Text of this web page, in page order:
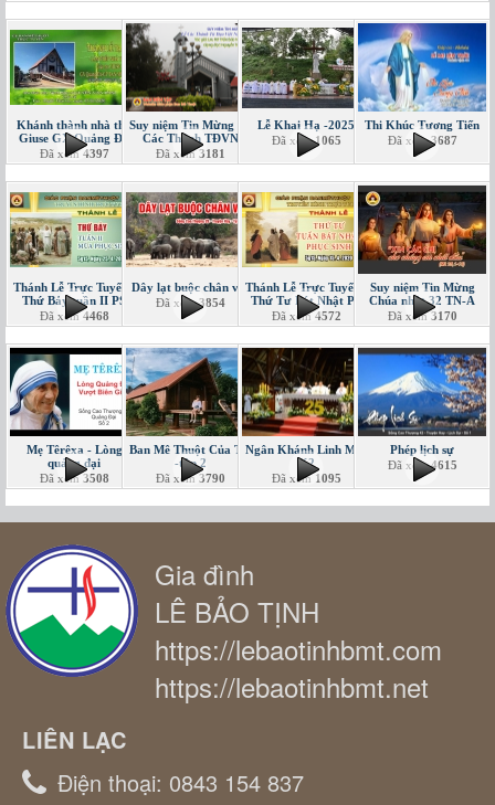
Khánh thành nhà thờ
Giuse GX Quảng Đà
Đã xem4397
Suy niệm Tin Mừng Lễ
Các Thánh TĐVN
Đã xem3181
Lễ Khai Hạ -2025
Đã xem1065
Thi Khúc Tương Tiến
Đã xem3687
Thánh Lễ Trực Tuyến -
Thứ Bảy tuần II PS
Đã xem4468
Dây lạt buộc chân voi
Đã xem3854
Thánh Lễ Trực Tuyến -
Thứ Tư Bát Nhật PS
Đã xem4572
Suy niệm Tin Mừng
Chúa nhật 32 TN-A
Đã xem3170
Mẹ Têrêxa - Lòng
quảng đại
Đã xem3508
Ban Mê Thuột Của Tôi
-tập 2
Đã xem3790
Ngân Khánh Linh Mục
K2
Đã xem1095
Phép lịch sự
Đã xem4615
Gia đình
LÊ BẢO TỊNH
https://lebaotinhbmt.com
https://lebaotinhbmt.net
LIÊN LẠC
Điện thoại: 0843 154 837